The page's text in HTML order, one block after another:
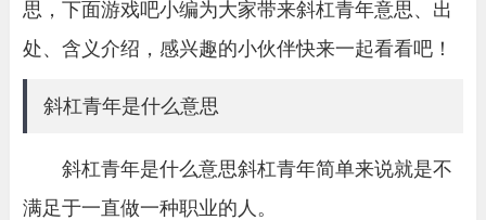
思，下面游戏吧小编为大家带来斜杠青年意思、出
处、含义介绍，感兴趣的小伙伴快来一起看看吧！
斜杠青年是什么意思
斜杠青年是什么意思斜杠青年简单来说就是不
满足于一直做一种职业的人。